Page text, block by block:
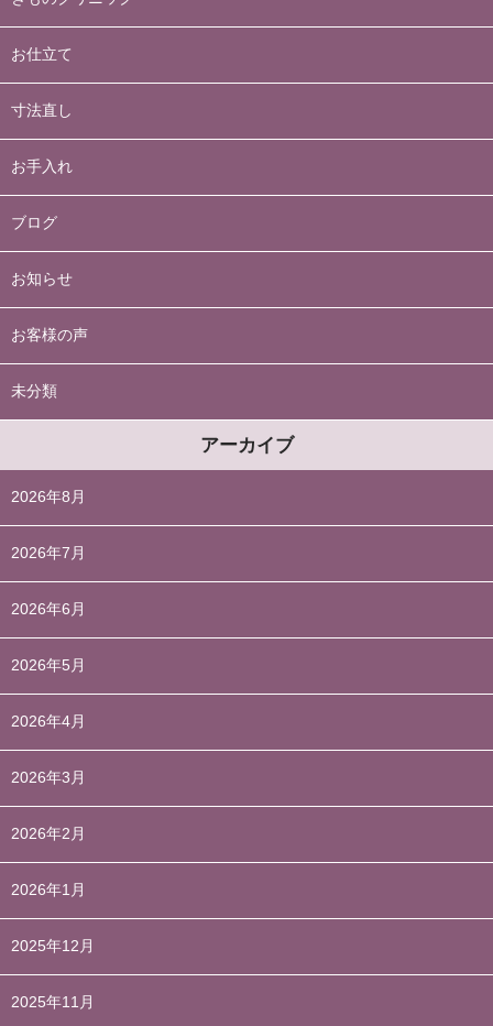
お仕立て
寸法直し
お手入れ
ブログ
お知らせ
お客様の声
未分類
アーカイブ
2026年8月
2026年7月
2026年6月
2026年5月
2026年4月
2026年3月
2026年2月
2026年1月
2025年12月
2025年11月